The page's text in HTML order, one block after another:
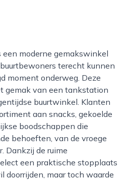
terecht kunnen
moment onderweg. Deze
gemak van een tankstation
buurtwinkel. Klanten
aan snacks, gekoelde
boodschappen die
behoeften, van de vroege
Dankzij de ruime
een praktische stopplaats
doorrijden, maar toch waarde